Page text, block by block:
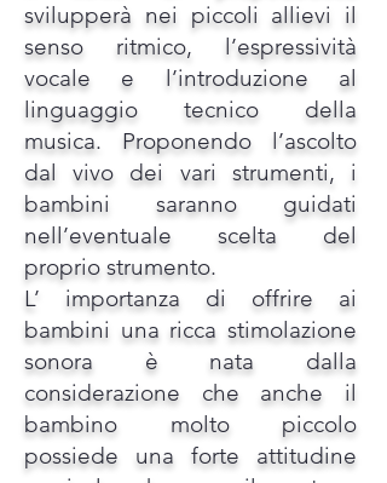
svilupperà nei piccoli allievi il
senso ritmico, l’espressività
vocale e l’introduzione al
linguaggio tecnico della
musica. Proponendo l’ascolto
dal vivo dei vari strumenti, i
bambini saranno guidati
nell’eventuale scelta del
proprio strumento.
L’ importanza di offrire ai
bambini una ricca stimolazione
sonora è nata dalla
considerazione che anche il
bambino molto piccolo
possiede una forte attitudine